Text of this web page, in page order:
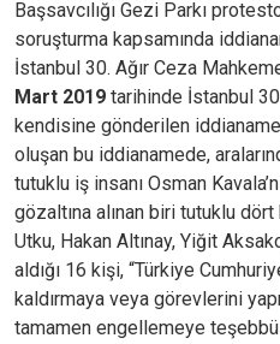
Başsavcılığı Gezi Parkı
soruşturma kapsamında
İstanbul 30. Ağır Ceza
Mart 2019 tarihinde İstanbul
kendisine gönderilen
oluşan bu iddianamede,
tutuklu iş insanı Osman
gözaltına alınan biri tutuklu
Utku, Hakan Altınay, Yiğit
aldığı 16 kişi, “Türkiye
kaldırmaya veya görevlerini
tamamen engellemeye